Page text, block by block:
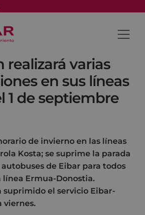
realizará varias
en sus líneas
1 de septiembre
de invierno en las líneas
Kosta; se suprime la parada
de Eibar para todos
línea Ermua-Donostia.
suprimido el servicio Eibar-
viernes.